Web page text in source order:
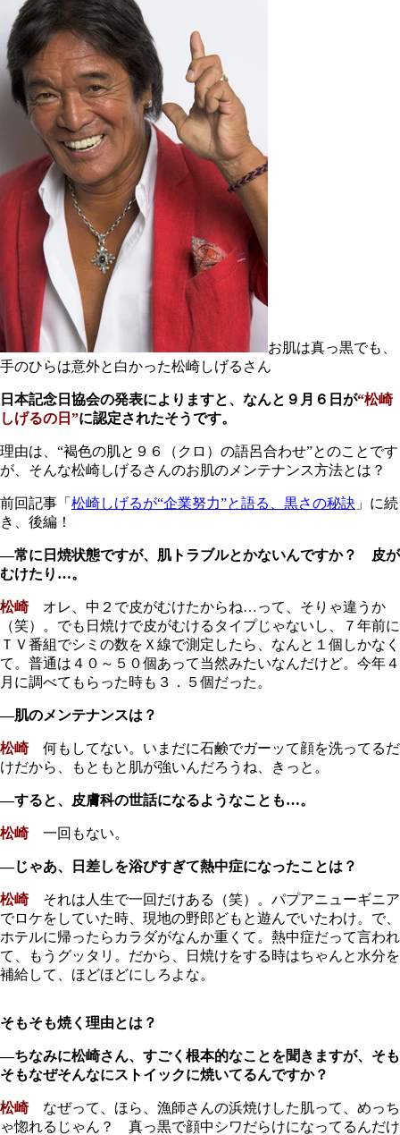
お肌は真っ黒でも、
手のひらは意外と白かった松崎しげるさん
日本記念日協会の発表によりますと、なんと９月６日が“松崎
しげるの日”に認定されたそうです。
理由は、“褐色の肌と９６（クロ）の語呂合わせ”とのことです
が、そんな松崎しげるさんのお肌のメンテナンス方法とは？
前回記事「 松崎しげるが“企業努力”と語る、黒さの秘訣 」に続
き、後編！
―常に日焼状態ですが、肌トラブルとかないんですか？ 皮が
むけたり…。
松崎オレ、中２で皮がむけたからね…って、そりゃ違うか
（笑）。でも日焼けで皮がむけるタイプじゃないし、７年前に
ＴＶ番組でシミの数をＸ線で測定したら、なんと１個しかなく
て。普通は４０～５０個あって当然みたいなんだけど。今年４
月に調べてもらった時も３．５個だった。
―肌のメンテナンスは？
松崎何もしてない。いまだに石鹸でガーッて顔を洗ってるだ
けだから、もともと肌が強いんだろうね、きっと。
―すると、皮膚科の世話になるようなことも…。
松崎一回もない。
―じゃあ、日差しを浴びすぎて熱中症になったことは？
松崎それは人生で一回だけある（笑）。パプアニューギニア
でロケをしていた時、現地の野郎どもと遊んでいたわけ。で、
ホテルに帰ったらカラダがなんか重くて。熱中症だって言われ
て、もうグッタリ。だから、日焼けをする時はちゃんと水分を
補給して、ほどほどにしろよな。
そもそも焼く理由とは？
―ちなみに松崎さん、すごく根本的なことを聞きますが、そも
そもなぜそんなにストイックに焼いてるんですか？
松崎なぜって、ほら、漁師さんの浜焼けした肌って、めっち
ゃ惚れるじゃん？ 真っ黒で顔中シワだらけになってるんだけ